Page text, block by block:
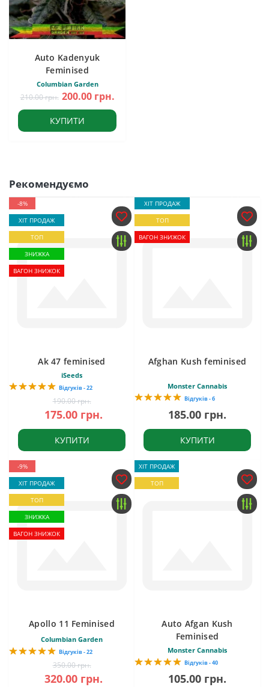
Auto Kadenyuk
Feminised
Columbian Garden
210.00 грн. 200.00 грн.
КУПИТИ
Рекомендуємо
-8%
ХІТ ПРОДАЖ
ТОП
ЗНИЖКА
ВАГОН ЗНИЖОК
Ak 47 feminised
iSeeds
Відгуків - 22
190.00 грн.
175.00 грн.
КУПИТИ
ХІТ ПРОДАЖ
ТОП
ВАГОН ЗНИЖОК
Afghan Kush feminised
Monster Cannabis
Відгуків - 6
185.00 грн.
КУПИТИ
-9%
ХІТ ПРОДАЖ
ТОП
ЗНИЖКА
ВАГОН ЗНИЖОК
Apollo 11 Feminised
Columbian Garden
Відгуків - 22
350.00 грн.
320.00 грн.
ХІТ ПРОДАЖ
ТОП
Auto Afgan Kush
Feminised
Monster Cannabis
Відгуків - 40
105.00 грн.